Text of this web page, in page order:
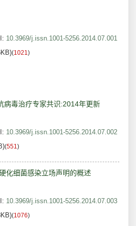
10.3969/j.issn.1001-5256.2014.07.001
(1021)
病毒治疗专家共识:2014年更新
10.3969/j.issn.1001-5256.2014.07.002
(551)
化细菌感染立场声明的概述
10.3969/j.issn.1001-5256.2014.07.003
(1076)